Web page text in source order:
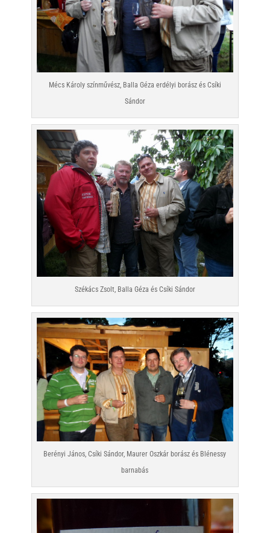
Mécs Károly színművész, Balla Géza erdélyi borász és Csíki
Sándor
Székács Zsolt, Balla Géza és Csíki Sándor
Berényi János, Csíki Sándor, Maurer Oszkár borász és Blénessy
barnabás